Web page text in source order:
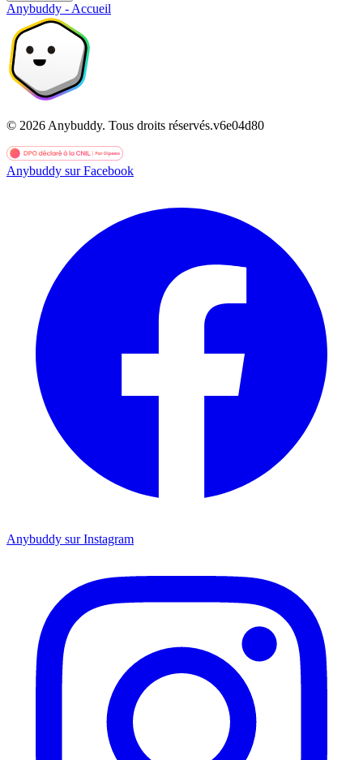
Anybuddy - Accueil
© 2026 Anybuddy. Tous droits réservés.v6e04d80
Anybuddy sur Facebook
Anybuddy sur Instagram